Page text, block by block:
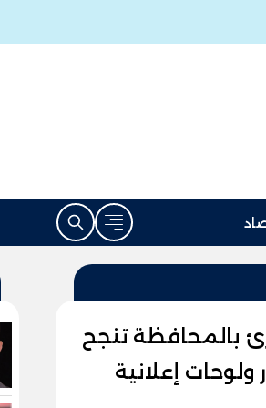
بالمحافظة تنجح
إعلانية